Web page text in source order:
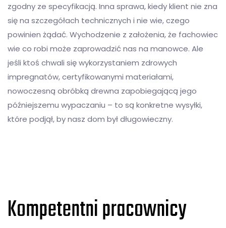
zgodny ze specyfikacją. Inna sprawa, kiedy klient nie zna
się na szczegółach technicznych i nie wie, czego
powinien żądać. Wychodzenie z założenia, że fachowiec
wie co robi może zaprowadzić nas na manowce. Ale
jeśli ktoś chwali się wykorzystaniem zdrowych
impregnatów, certyfikowanymi materiałami,
nowoczesną obróbką drewna zapobiegającą jego
późniejszemu wypaczaniu – to są konkretne wysyłki,
które podjął, by nasz dom był długowieczny.
Kompetentni pracownicy